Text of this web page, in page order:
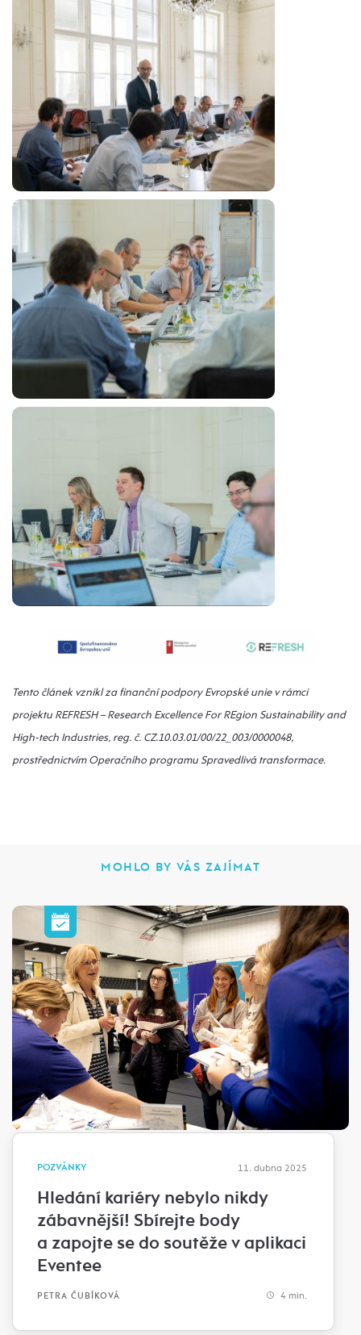
Tento článek vznikl za finanční podpory Evropské unie v rámci
projektu REFRESH – Research Excellence For REgion Sustainability and
High-tech Industries, reg. č. CZ.10.03.01/00/22_003/0000048,
prostřednictvím Operačního programu Spravedlivá transformace.
MOHLO BY VÁS ZAJÍMAT
POZVÁNKY 11. dubna 2025
Hledání kariéry nebylo nikdy
zábavnější! Sbírejte body
a zapojte se do soutěže v aplikaci
Eventee
PETRA ČUBÍKOVÁ 4 min.